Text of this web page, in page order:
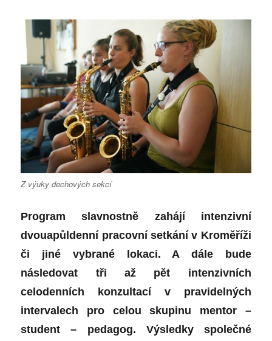
Z výuky dechových sekcí
Program slavnostně zahájí intenzivní
dvouapůldenní pracovní setkání v Kroměříži
či jiné vybrané lokaci. A dále bude
následovat tři až pět intenzivních
celodenních konzultací v pravidelných
intervalech pro celou skupinu mentor –
student – pedagog. Výsledky společné